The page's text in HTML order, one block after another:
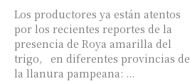
Los productores ya están atentos
por los recientes reportes de la
presencia de Roya amarilla del
trigo, en diferentes provincias de
la llanura pampeana: ...